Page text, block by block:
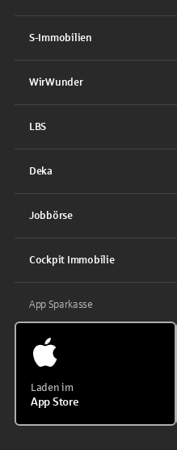
S-Immobilien
WirWunder
LBS
Deka
Jobbörse
Cockpit Immobilie
App Sparkasse
Laden im
App Store